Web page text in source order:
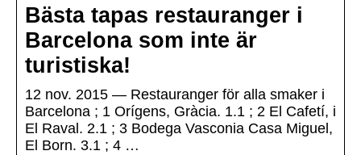
Bästa tapas restauranger i
Barcelona som inte är
turistiska!
12 nov. 2015 — Restauranger för alla smaker i
Barcelona ; 1 Orígens, Gràcia. 1.1 ; 2 El Cafetí, i
El Raval. 2.1 ; 3 Bodega Vasconia Casa Miguel,
El Born. 3.1 ; 4 …